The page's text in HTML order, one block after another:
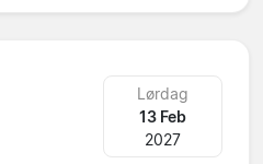
Lørdag
13 Feb
2027